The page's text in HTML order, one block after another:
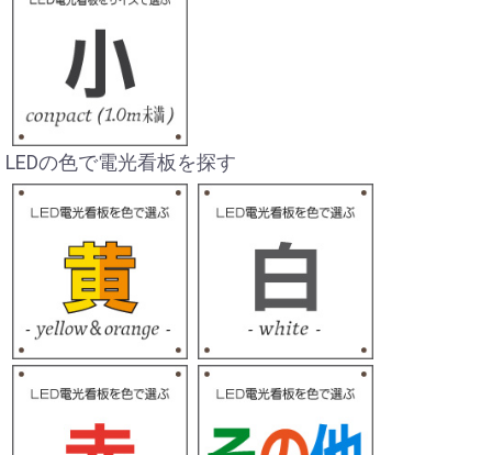
LEDの色で電光看板を探す